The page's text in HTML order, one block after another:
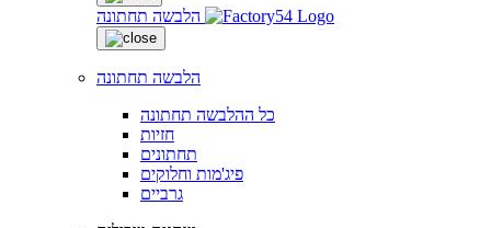
הלבשה תחתונה
הלבשה תחתונה
כל ההלבשה תחתונה
חזיות
תחתונים
פיג'מות וחלוקים
גרביים